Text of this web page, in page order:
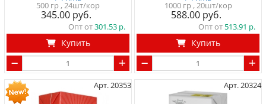
500 гр , 24шт/кор
345.00
Опт от301.53
Купить
1000 гр , 20шт/кор
588.00
Опт от 513.91
Купить
Арт. 20353 Арт. 20324